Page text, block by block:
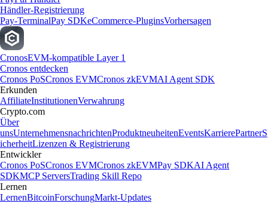
Händler-Registrierung
Pay-TerminalPay SDKeCommerce-PluginsVorhersagen
CronosEVM-kompatible Layer 1
Cronos entdecken
Cronos PoSCronos EVMCronos zkEVMAI Agent SDK
Erkunden
AffiliateInstitutionenVerwahrung
Crypto.com
Über
unsUnternehmensnachrichtenProduktneuheitenEventsKarrierePartnerS
icherheitLizenzen & Registrierung
Entwickler
Cronos PoSCronos EVMCronos zkEVMPay SDKAI Agent
SDKMCP ServersTrading Skill Repo
Lernen
LernenBitcoinForschungMarkt-Updates